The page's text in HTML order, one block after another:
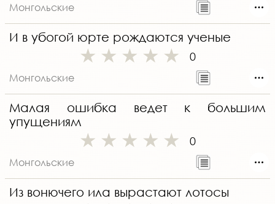
Монгольские
И в убогой юрте рождаются ученые
0
Монгольские
Малая ошибка ведет к большим
упущениям
0
Монгольские
Из вонючего ила вырастают лотосы